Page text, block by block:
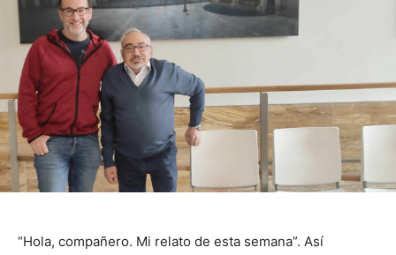
“Hola, compañero. Mi relato de esta semana”. Así